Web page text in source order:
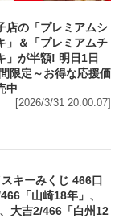
店の「プレミアムシ
」＆「プレミアムチ
」が半額! 明日1日
限定～お得な応援価
中
[2026/3/31 20:00:07]
キーみくじ 466口
「山崎18年」、
大吉2/466「白州12